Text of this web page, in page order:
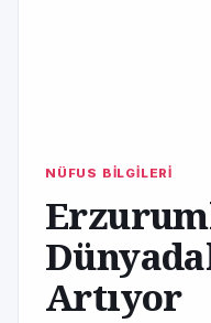
NÜFUS BİLGİLERİ
Artıyor